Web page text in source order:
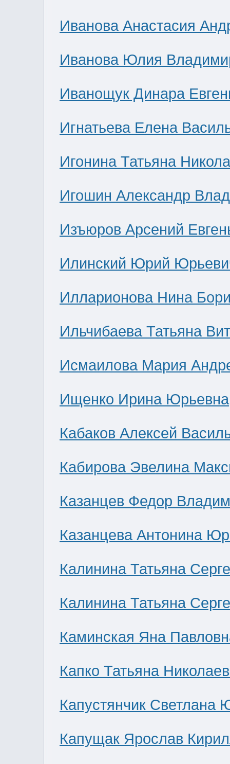
Иванова Анастасия
Иванова Юлия
Иванощук Динара
Игнатьева Елена
Игонина Татьяна
Игошин Александр
Изъюров Арсений
Илинский Юрий
Илларионова Нина
Ильчибаева Татьяна
Исмаилова Мария
Ищенко Ирина Юрьевна
Кабаков Алексей
Кабирова Эвелина
Казанцев Федор
Казанцева Антонина
Калинина Татьяна
Калинина Татьяна
Каминская Яна
Капко Татьяна
Капустянчик Светлана
Капущак Ярослав